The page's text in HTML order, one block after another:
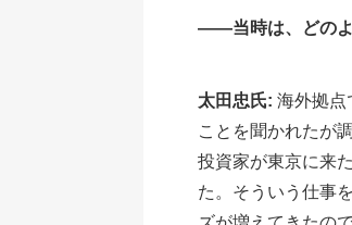
――当時は、どのよ
太田忠氏: 海外拠点
ことを聞かれたが
投資家が東京に来
た。そういう仕事